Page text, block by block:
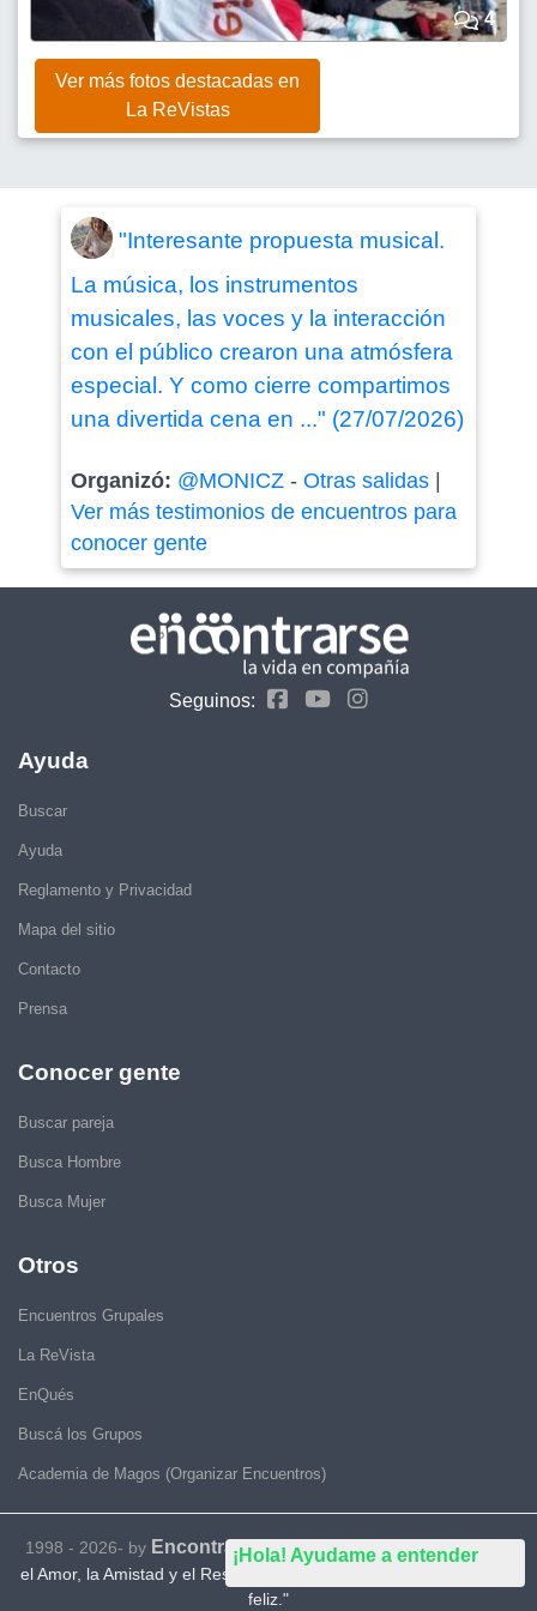
¡Hola! Ayudame a entender
4
Ver más fotos destacadas en
La ReVistas
"Interesante propuesta musical.
La música, los instrumentos
musicales, las voces y la interacción
con el público crearon una atmósfera
especial. Y como cierre compartimos
una divertida cena en ..." (27/07/2026)
Organizó: @MONICZ- Otras salidas|
Ver más testimonios de encuentros para
conocer gente
Seguinos:
Ayuda
Buscar
Ayuda
Reglamento y Privacidad
Mapa del sitio
Contacto
Prensa
Conocer gente
Buscar pareja
Busca Hombre
Busca Mujer
Otros
Encuentros Grupales
La ReVista
EnQués
Buscá los Grupos
Academia de Magos (Organizar Encuentros)
1998 - 2026- by Encontrarse.com-"Inspirados en la Alegría,
el Amor, la Amistad y el Respeto, motivamos a la gente a que sea
feliz."